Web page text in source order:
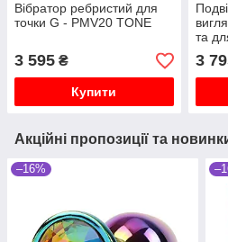
Вібратор ребристий для
точки G - PMV20 TONE
3 595 ₴
Купити
та
3
Акційні пропозиції та
–16%